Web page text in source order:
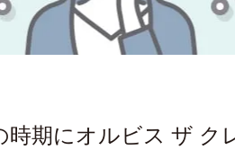
時期にオルビス ザ